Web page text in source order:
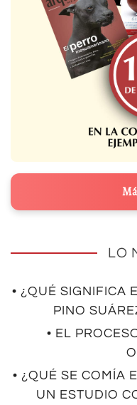
LO
• ¿QUÉ SIGNIFICA
PINO
• EL
• ¿QUÉ SE COMÍA
UN ESTUDIO